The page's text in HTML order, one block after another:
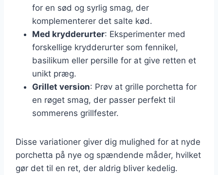
for en sød og syrlig smag, der
komplementerer det salte kød.
Med krydderurter: Eksperimenter med
forskellige krydderurter som fennikel,
basilikum eller persille for at give retten et
unikt præg.
Grillet version: Prøv at grille porchetta for
en røget smag, der passer perfekt til
sommerens grillfester.
Disse variationer giver dig mulighed for at nyde
porchetta på nye og spændende måder, hvilket
gør det til en ret, der aldrig bliver kedelig.